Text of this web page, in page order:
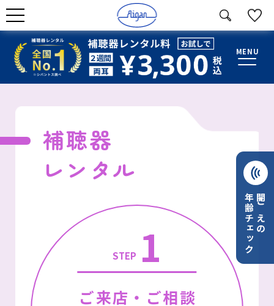
MENU
補聴器
レンタル
STEP 1
ご来店・ご相談
聞こえの
年齢チェック